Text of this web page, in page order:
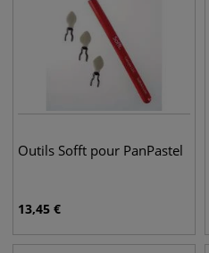
Outils Sofft pour PanPastel
13,45 €